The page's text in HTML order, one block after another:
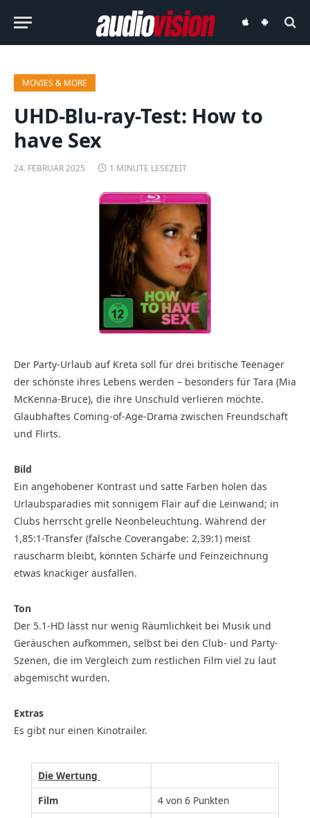
audiovisionaudiovision
MOVIES & MORE
UHD-Blu-ray-Test: How to
have Sex
24. FEBRUAR 2025 1 MINUTE LESEZEIT
Der Party-Urlaub auf Kreta soll für drei britische Teenager
der schönste ihres Lebens werden – besonders für Tara (Mia
McKenna-Bruce), die ihre Unschuld verlieren möchte.
Glaubhaftes Coming-of-Age-Drama zwischen Freundschaft
und Flirts.
Bild
Ein angehobener Kontrast und satte Farben holen das
Urlaubsparadies mit sonnigem Flair auf die Leinwand; in
Clubs herrscht grelle Neonbeleuchtung. Während der
1,85:1-Transfer (falsche Coverangabe: 2,39:1) meist
rauscharm bleibt, könnten Schärfe und Feinzeichnung
etwas knackiger ausfallen.
Ton
Der 5.1-HD lässt nur wenig Räumlichkeit bei Musik und
Geräuschen aufkommen, selbst bei den Club- und Party-
Szenen, die im Vergleich zum restlichen Film viel zu laut
abgemischt wurden.
Extras
Es gibt nur einen Kinotrailer.
Die Wertung
Film
4 von 6 Punkten